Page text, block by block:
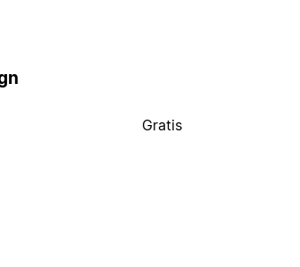
Gratis